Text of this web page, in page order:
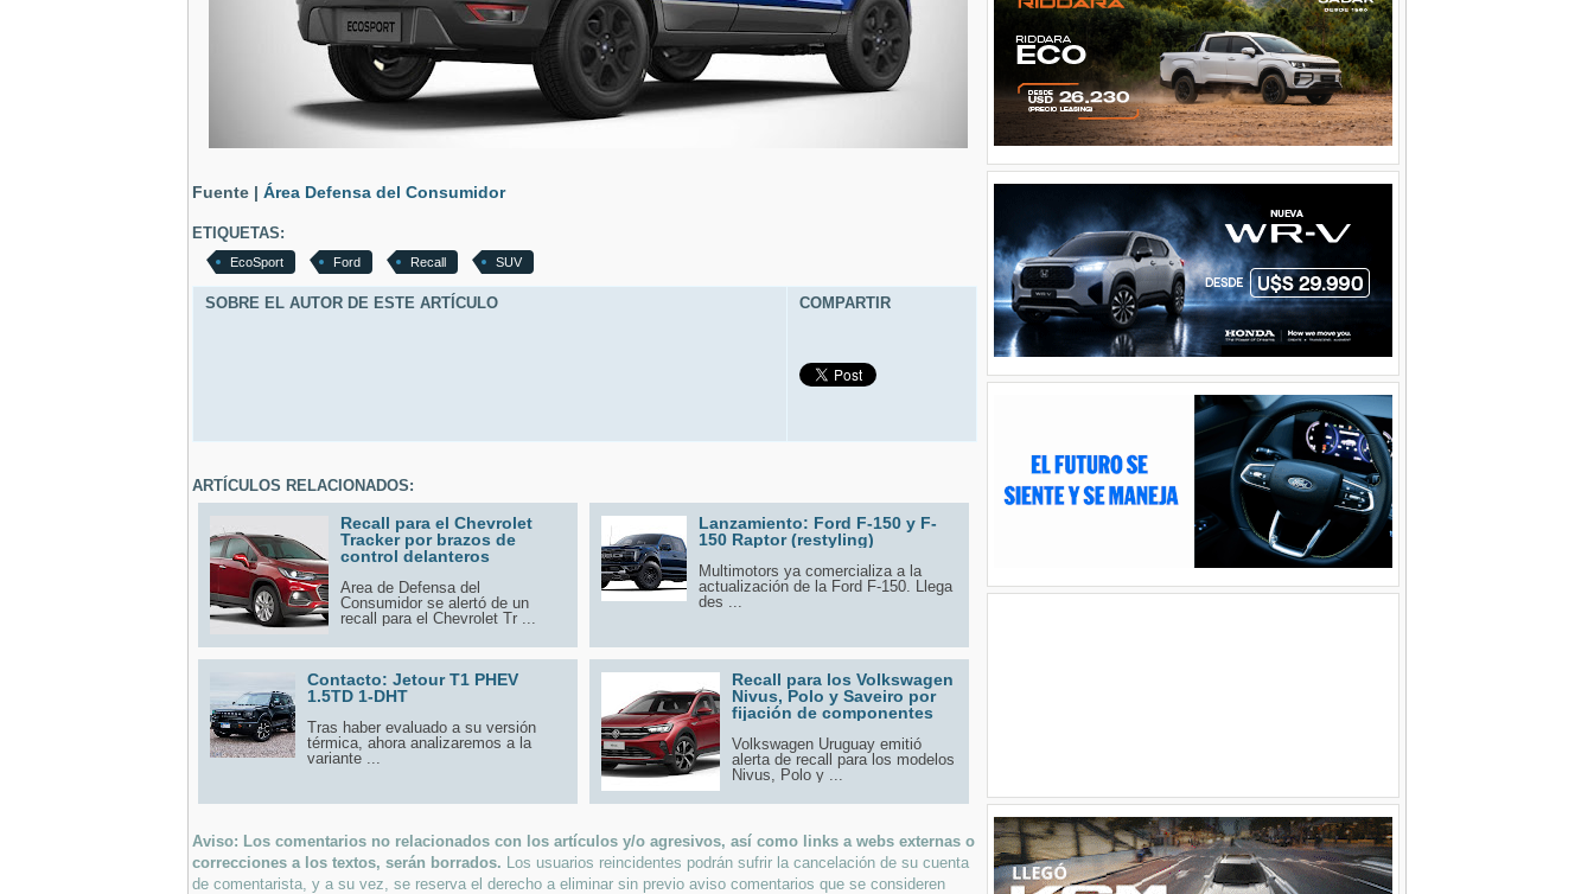
Fuente | Área Defensa del Consumidor
ETIQUETAS:
EcoSport Ford Recall SUV
SOBRE EL AUTOR DE ESTE ARTÍCULO COMPARTIR
ARTÍCULOS RELACIONADOS:
Recall para el Chevrolet
Tracker por brazos de
control delanteros
Área de Defensa del
Consumidor se alertó de un
recall para el Chevrolet Tr ...
Lanzamiento: Ford F-150 y F-
150 Raptor (restyling)
Multimotors ya comercializa a la
actualización de la Ford F-150. Llega
des ...
Contacto: Jetour T1 PHEV
1.5TD 1-DHT
Tras haber evaluado a su versión
térmica, ahora analizaremos a la
variante ...
Recall para los Volkswagen
Nivus, Polo y Saveiro por
fijación de componentes
Volkswagen Uruguay emitió
alerta de recall para los modelos
Nivus, Polo y ...
Aviso: Los comentarios no relacionados con los artículos y/o agresivos, así como links a webs externas o
correcciones a los textos, serán borrados.
Los usuarios reincidentes podrán sufrir la cancelación de su cuenta
de comentarista, y a su vez, se reserva el derecho a eliminar sin previo aviso comentarios que se consideren